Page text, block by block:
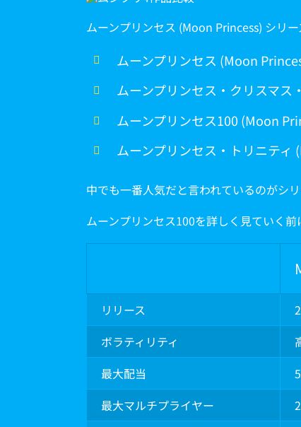
ムーンプリンセス (Moon Princess) シリ
ムーンプリンセス (Moon
ムーンプリンセス・クリスマ
ムーンプリンセス100 (Moon
ムーンプリンセス・トリニテ
中でも一番人気だと言われているのがシ
ムーンプリンセス100を詳しく見ていく
リリース
ボラティリティ
最大配当
最大マルチプライヤー